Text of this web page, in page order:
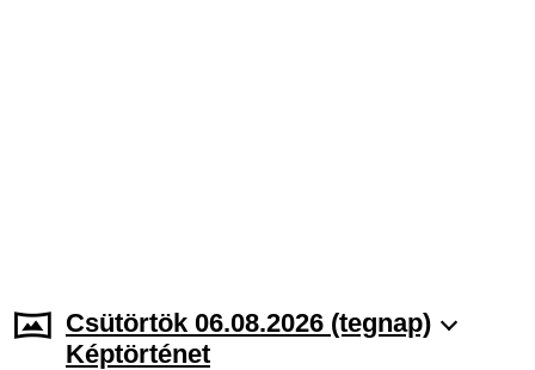
Csütörtök 06.08.2026 (tegnap)
Képtörténet